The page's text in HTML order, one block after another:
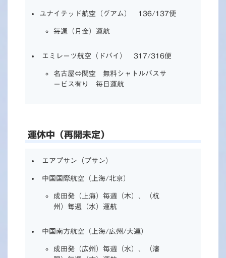
ユナイテッド航空（グアム） 136/137便
毎週（月金）運航
エミレーツ航空（ドバイ） 317/316便
名古屋⇔関空 無料シャトルバスサ
ービス有り 毎日運航
運休中（再開未定）
エアプサン（プサン）
中国国際航空（上海/北京）
成田発（上海）毎週（木）、（杭
州）毎週（水）運航
中国南方航空（上海/広州/大連）
成田発（広州）毎週（水）、（瀋